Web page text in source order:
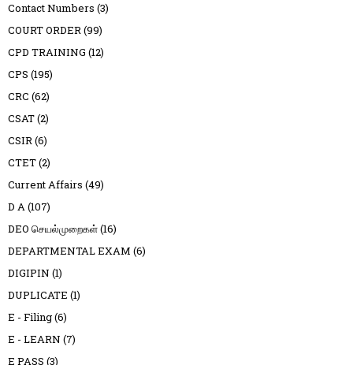
Contact Numbers (3)
COURT ORDER(99)
CPD TRAINING (12)
CPS (195)
CRC (62)
CSAT(2)
CSIR(6)
CTET(2)
Current Affairs (49)
D A(107)
DEO செயல்முறைகள்(16)
DEPARTMENTAL EXAM (6)
DIGIPIN (1)
DUPLICATE (1)
E - Filing(6)
E - LEARN (7)
E PASS (3)